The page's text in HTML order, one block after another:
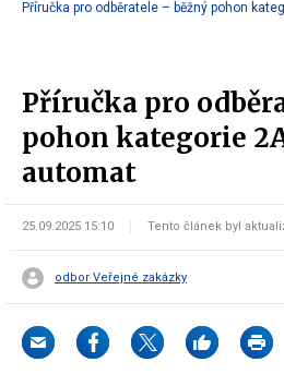
Příručka pro odběratele – běžný pohon
Příručka pro
pohon kategorie
automat
25.09.2025 15:10 Tento článek byl
odbor Veřejné zakázky